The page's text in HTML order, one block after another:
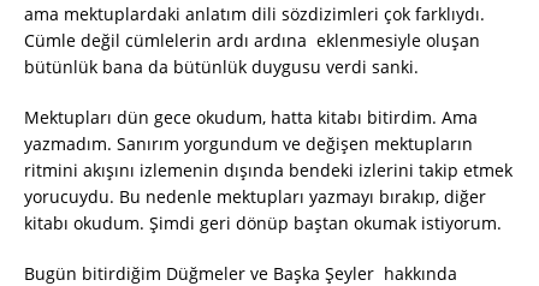
ama mektuplardaki anlatım dili sözdizimleri çok farklıydı.
Cümle değil cümlelerin ardı ardına eklenmesiyle oluşan
bütünlük bana da bütünlük duygusu verdi sanki.
Mektupları dün gece okudum, hatta kitabı bitirdim. Ama
yazmadım. Sanırım yorgundum ve değişen mektupların
ritmini akışını izlemenin dışında bendeki izlerini takip etmek
yorucuydu. Bu nedenle mektupları yazmayı bırakıp, diğer
kitabı okudum. Şimdi geri dönüp baştan okumak istiyorum.
Bugün bitirdiğim Düğmeler ve Başka Şeyler hakkında